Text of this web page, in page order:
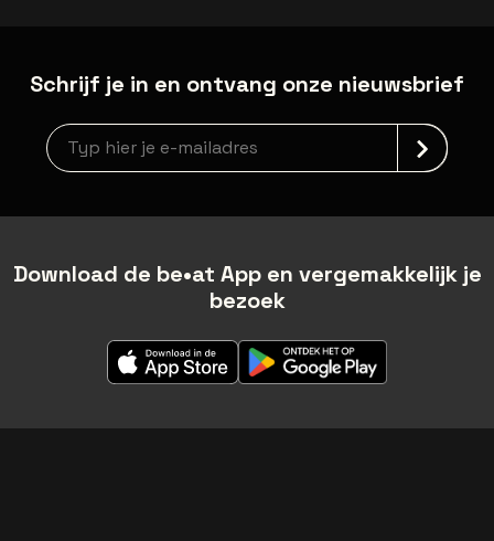
Schrijf je in en ontvang onze nieuwsbrief
Nieuwsbrief aanmelding
Download de be•at App en vergemakkelijk je
bezoek